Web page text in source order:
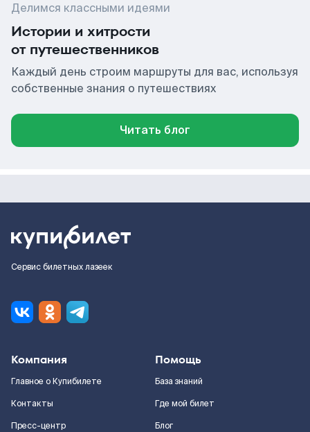
Делимся классными идеями
Истории и хитрости
от путешественников
Каждый день строим маршруты для вас, используя
собственные знания о путешествиях
Читать блог
Сервис билетных лазеек
Компания
Главное о Купибилете
Контакты
Пресс-центр
Помощь
База знаний
Где мой билет
Блог